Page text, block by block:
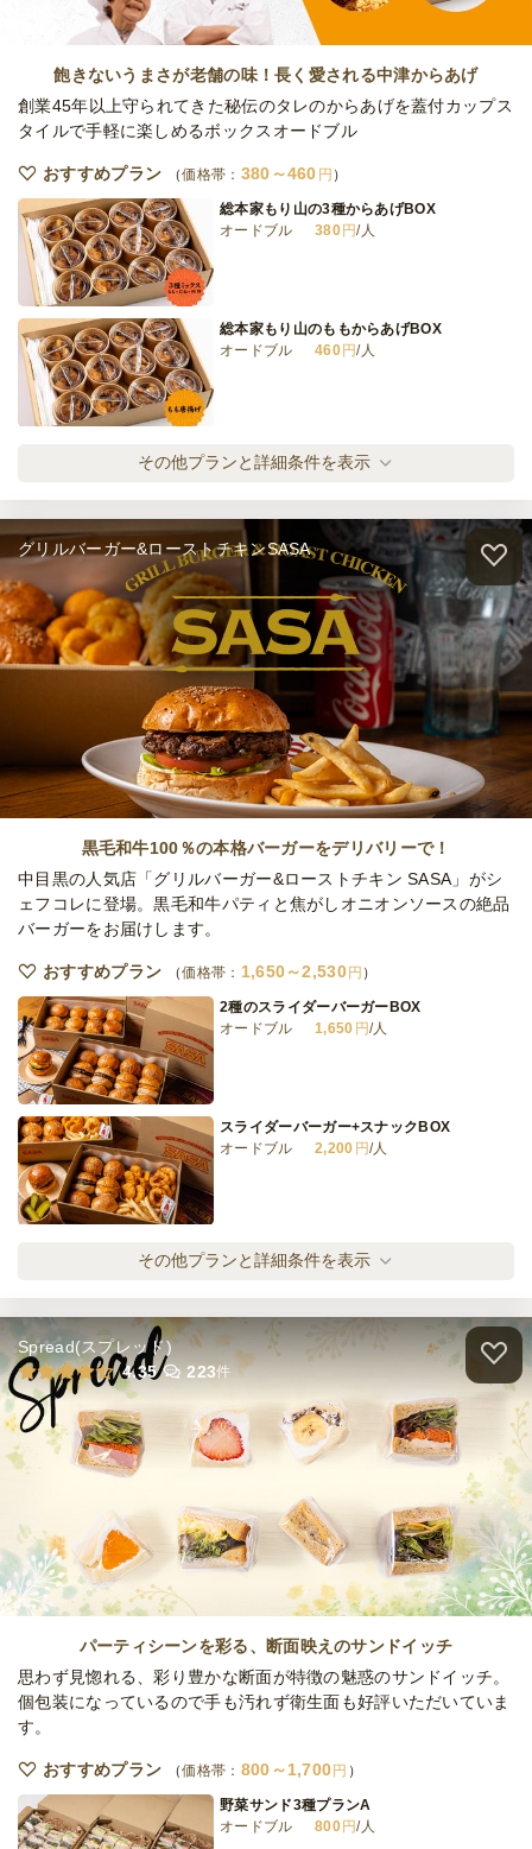
【ケーキつき】リーズナブルフィンガープラ
ケータリング
1,749円/人
ケータリング 2,365
ケータリング
締切 3日前15時
最低ご注文金額 80,000円
飽きないうまさが老舗の味！長く愛される中津からあげ
創業45年以上守られてきた秘伝のタレのからあげを蓋付カップス
タイルで手軽に楽しめるボックスオードブル
おすすめプラン 価格帯： 380～460 円
総本家もり山の3種からあげBOX
オードブル
380円/人
総本家もり山のももからあげBOX
オードブル
460 円/人
オードブル
380円/人
全てのプランを見る（3件）
オードブル
締切 2日前15時
※定休日を除く営業日換算
41,000円
その他プランと詳細条件を表示
グリルバーガー&ローストチキンSASA
黒毛和牛100％の本格バーガーをデリバリーで！
中目黒の人気店「グリルバーガー&ローストチキン SASA」がシ
ェフコレに登場。黒毛和牛パティと焦がしオニオンソースの絶品
バーガーをお届けします。
おすすめプラン 価格帯： 1,650～2,530円
2種のスライダーバーガーBOX
オードブル
1,650 円/人
スライダーバーガー+スナックBOX
オードブル
2,200 円/人
オードブル
1,870円/人
SASAオリジナル・チーズバーガー
オードブル
2,530 /人
SASAオリジナル・ベーコンチーズバーガー
その他プランと詳細条件を表示
Spread(スプレッド)
4.35
223件
パーティシーンを彩る、断面映えのサンドイッチ
思わず見惚れる、彩り豊かな断面が特徴の魅惑のサンドイッチ。
個包装になっているので手も汚れず衛生面も好評いただいていま
す。
おすすめプラン 価格帯： 800～1,700 円
野菜サンド3種プランA
オードブル
800 円/人